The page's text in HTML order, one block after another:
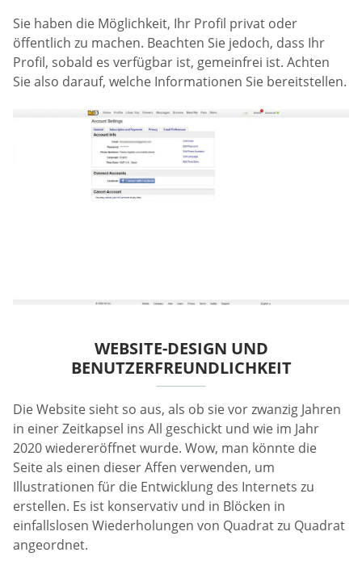
Sie haben die Möglichkeit, Ihr Profil privat oder
öffentlich zu machen. Beachten Sie jedoch, dass Ihr
Profil, sobald es verfügbar ist, gemeinfrei ist. Achten
Sie also darauf, welche Informationen Sie bereitstellen.
WEBSITE-DESIGN UND
BENUTZERFREUNDLICHKEIT
Die Website sieht so aus, als ob sie vor zwanzig Jahren
in einer Zeitkapsel ins All geschickt und wie im Jahr
2020 wiedereröffnet wurde. Wow, man könnte die
Seite als einen dieser Affen verwenden, um
Illustrationen für die Entwicklung des Internets zu
erstellen. Es ist konservativ und in Blöcken in
einfallslosen Wiederholungen von Quadrat zu Quadrat
angeordnet.